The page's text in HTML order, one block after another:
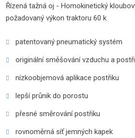
Řízená tažná oj - Homokinetický
požadovaný výkon traktoru 60 k
patentovaný pneumatický systém
originální směšování vzduchu a
nízkoobjemová aplikace postřiku
lepší průnik do porostu
přesné směrování postřiku
rovnoměrná síť jemných kapek